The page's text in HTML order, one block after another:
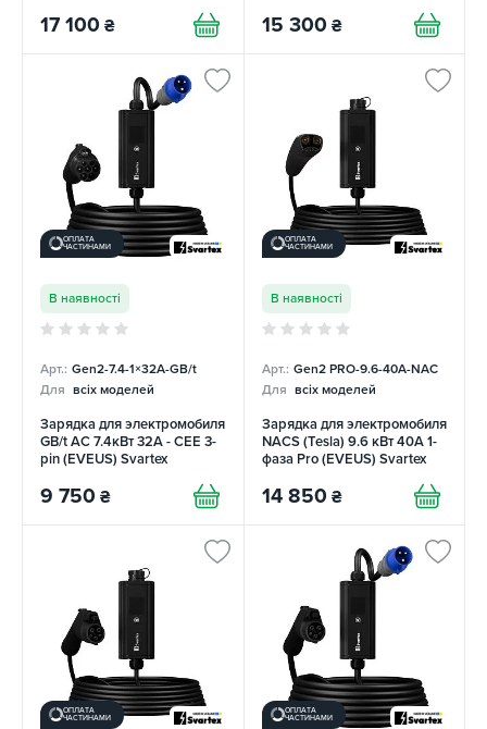
17 100 ₴ 15 300 ₴
ОПЛАТА
ЧАСТИНАМИ
В наявності
Арт.: Gen2-7.4-1×32А-GB/t
Для всіх моделей
Зарядка для электромобиля
GB/t AC 7.4кВт 32А - CEE 3-
pin (EVEUS) Svartex
9 750 ₴
ОПЛАТА
ЧАСТИНАМИ
В наявності
Арт.: Gen2 PRO-9.6-40А-NAC
Для всіх моделей
Зарядка для электромобиля
NACS (Tesla) 9.6 кВт 40А 1-
фаза Pro (EVEUS) Svartex
14 850 ₴
ОПЛАТА
ЧАСТИНАМИ
ОПЛАТА
ЧАСТИНАМИ